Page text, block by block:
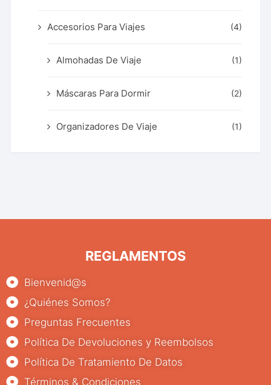
Accesorios Para Viajes (4)
Almohadas De Viaje (1)
Máscaras Para Dormir (2)
Organizadores De Viaje (1)
REGLAMENTOS
Bienvenid@s
¿Quiénes Somos?
Preguntas Frecuentes
Política De Devoluciones y Reembolsos
Política De Tratamiento De Datos
Términos & Condiciones